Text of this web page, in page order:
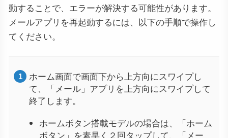
動することで、エラーが解決する可能性があります。
メールアプリを再起動するには、以下の手順で操作し
てください。
ホーム画面で画面下から上方向にスワイプし
て、「メール」アプリを上方向にスワイプして
終了します。
ホームボタン搭載モデルの場合は、「ホーム
ボタン」を素早く２回タップして、「メー